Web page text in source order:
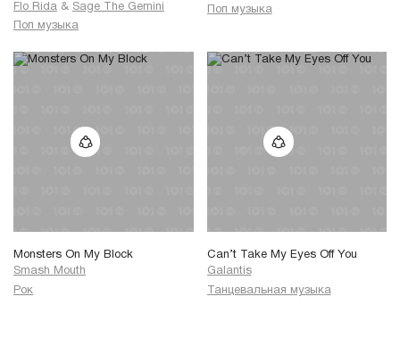
Flo Rida & Sage The Gemini
Поп музыка
Поп музыка
Monsters On My Block
Smash Mouth
Рок
Can’t Take My Eyes Off You
Galantis
Танцевальная музыка